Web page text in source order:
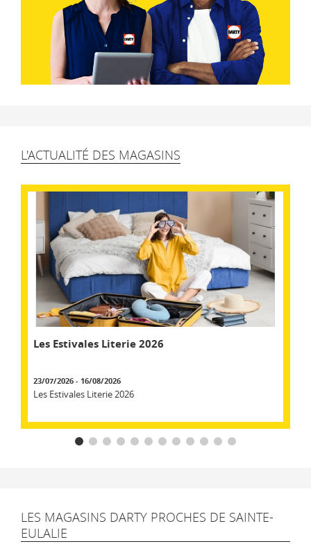
L'ACTUALITÉ DES MAGASINS
Les Estivales Literie 2026
23/07/2026 - 16/08/2026
Les Estivales Literie 2026
LES MAGASINS DARTY PROCHES DE SAINTE-
EULALIE